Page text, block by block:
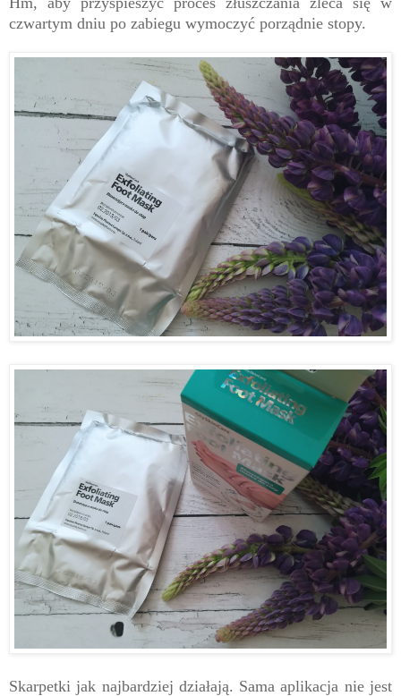
czwartym dniu po zabiegu wymoczyć porządnie stopy.
Skarpetki jak najbardziej działają. Sama aplikacja nie jest